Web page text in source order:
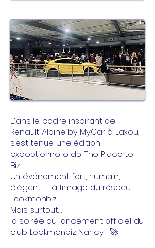
Dans le cadre inspirant de
Renault Alpine by MyCar à Laxou,
s’est tenue une édition
exceptionnelle de The Place to
Biz…
Un événement fort, humain,
élégant — à l’image du réseau
Lookmonbiz.
Mais surtout…
la soirée du lancement officiel du
club Lookmonbiz Nancy ! 🚀